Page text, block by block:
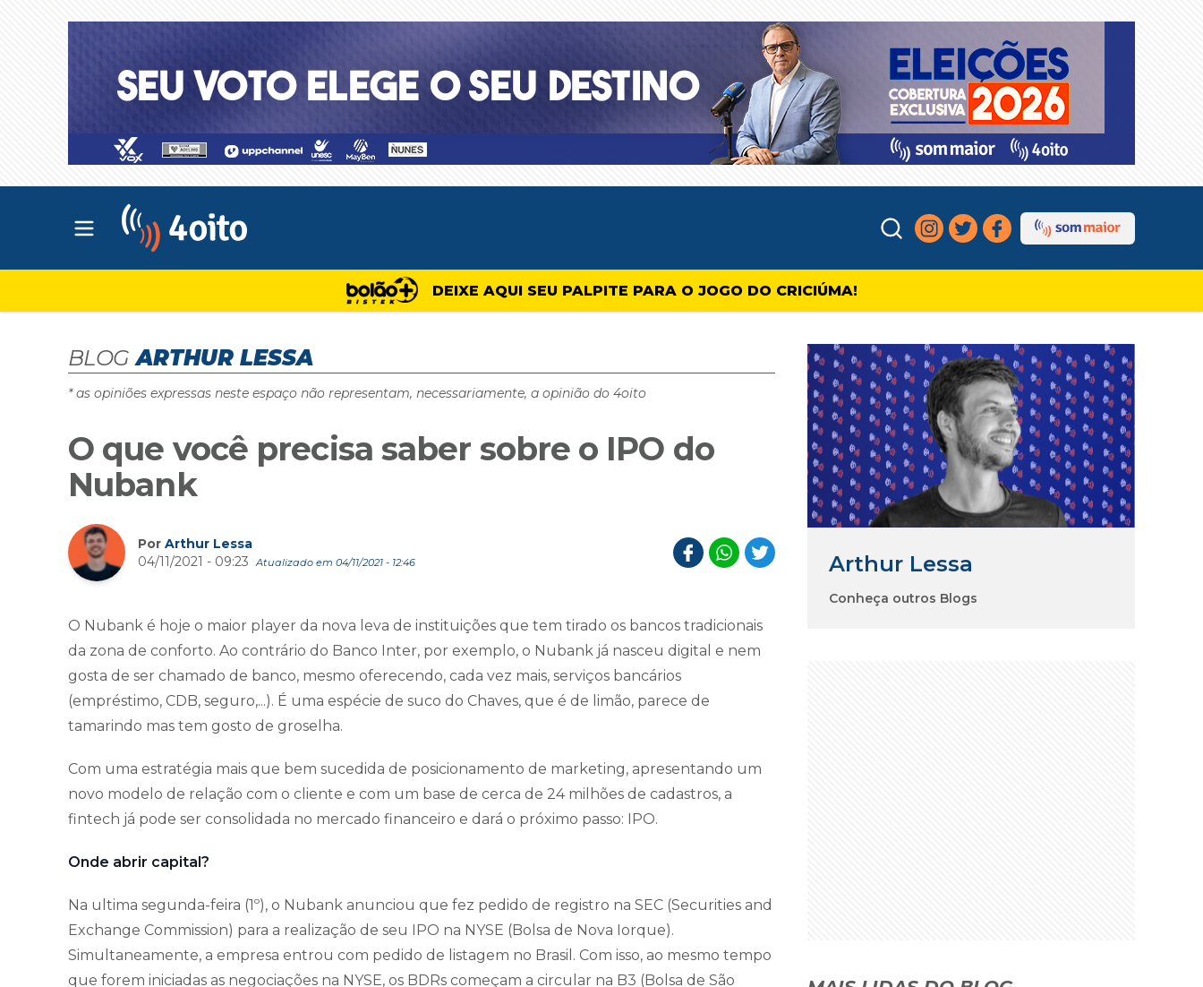
Abrir menu principal
DEIXE AQUI SEU PALPITE PARA O JOGO DO CRICIÚMA!
BLOG ARTHUR LESSA
* as opiniões expressas neste espaço não representam, necessariamente, a opinião do 4oito
O que você precisa saber sobre o IPO do
Nubank
Por Arthur Lessa
04/11/2021 - 09:23
Atualizado em 04/11/2021 - 12:46
O Nubank é hoje o maior player da nova leva de instituições que tem tirado os bancos tradicionais
da zona de conforto. Ao contrário do Banco Inter, por exemplo, o Nubank já nasceu digital e nem
gosta de ser chamado de banco, mesmo oferecendo, cada vez mais, serviços bancários
(empréstimo, CDB, seguro,...). É uma espécie de suco do Chaves, que é de limão, parece de
tamarindo mas tem gosto de groselha.
Com uma estratégia mais que bem sucedida de posicionamento de marketing, apresentando um
novo modelo de relação com o cliente e com um base de cerca de 24 milhões de cadastros, a
fintech já pode ser consolidada no mercado financeiro e dará o próximo passo: IPO.
Onde abrir capital?
Na ultima segunda-feira (1º), o Nubank anunciou que fez pedido de registro na SEC (Securities and
Exchange Commission) para a realização de seu IPO na NYSE (Bolsa de Nova Iorque).
Simultaneamente, a empresa entrou com pedido de listagem no Brasil. Com isso, ao mesmo tempo
que forem iniciadas as negociações na NYSE, os BDRs começam a circular na B3 (Bolsa de São
Arthur Lessa
Conheça outros Blogs